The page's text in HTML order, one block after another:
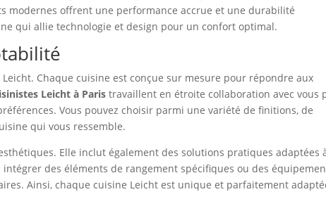
modernes offrent une performance accrue et une durabilité
qui allie technologie et design pour un confort optimal.
Chaque cuisine est conçue sur mesure pour répondre aux
Leicht à Paris travaillent en étroite collaboration avec vous
Vous pouvez choisir parmi une variété de finitions, de
qui vous ressemble.
Elle inclut également des solutions pratiques adaptées
intégrer des éléments de rangement spécifiques ou des
Ainsi, chaque cuisine Leicht est unique et parfaitement